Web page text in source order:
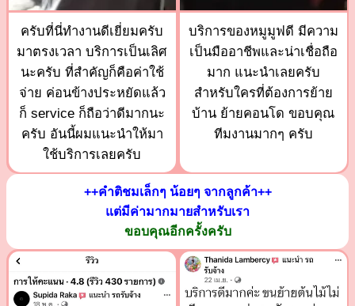
ครับที่นี่ทำงานดีเยี่ยมครับ
มาตรงเวลา บริการเป็นเลิศ
นะครับ ที่สำคัญก็คือค่าใช้
จ่าย ค่อนข้างประหยัดแล้ว
ก็ service ก็ถือว่าดีมากนะ
ครับ อันนี้ผมแนะนำให้มา
ใช้บริการเลยครับ
บริการของหมูมูฟดี มีความ
เป็นมืออาชีพและน่าเชื่อถือ
มาก แนะนำเลยครับ
สำหรับใครที่ต้องการย้าย
บ้าน ย้ายคอนโด ขอบคุณ
ทีมงานมากๆ ครับ
++คำติชมเล็กๆ น้อยๆ จากลูกค้า++
แต่มีค่ามากมายสำหรับเรา
ขอบคุณอีกครั้งครับ